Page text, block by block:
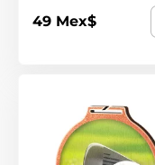
49 Mex$